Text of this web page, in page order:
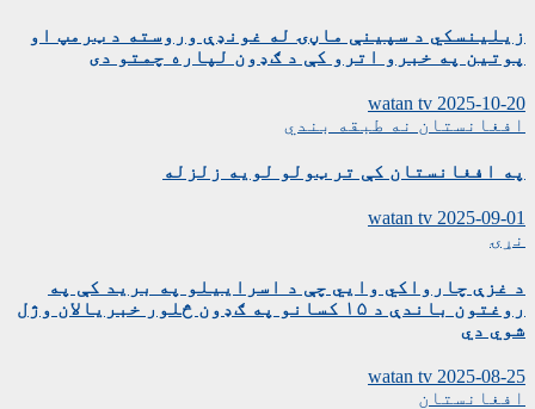
زیلینسکي د سپینې ماڼۍ له غونډې وروسته د ټرمپ او
پوتین په خبرو اترو کې د ګډون لپاره چمتو دی
2025-10-20
watan tv
افغانستان نه طبقه بندي
په افغانستان کې تر ټولو لویه زلزله
2025-09-01
watan tv
نړۍ
د غزې چارواکي وايي چې د اسراییلو په برید کې په
روغتون باندې د ۱۵ کسانو په ګډون څلور خبریالان وژل
شوي دي
2025-08-25
watan tv
افغانستان